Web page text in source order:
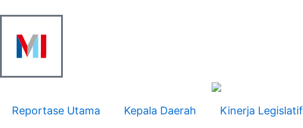
content
Reportase Utama Kepala Daerah Kinerja Legislatif